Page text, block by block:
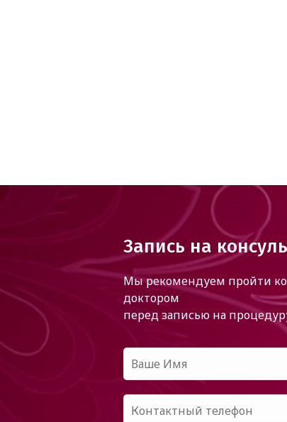
Запись на
Мы рекомендуем пройти
доктором
перед записью на